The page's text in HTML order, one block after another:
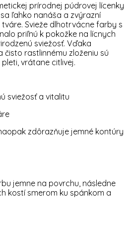
prírodnej púdrovej lícenky
ľahko nanáša a zvýrazní
Svieže dlhotrvácne farby s
priľnú k pokožke na lícnych
sviežosť. Vďaka
rastlinnému zloženiu sú
vrátane citlivej.
sviežosť a vitalitu
zdôrazňuje jemné kontúry
jemne na povrchu, následne
kostí smerom ku spánkom a